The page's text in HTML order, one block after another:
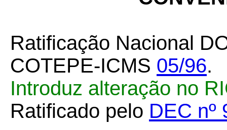
Ratificação Nacional
COTEPE-ICMS 05/96.
Introduz alteração no
Ratificado pelo DEC nº